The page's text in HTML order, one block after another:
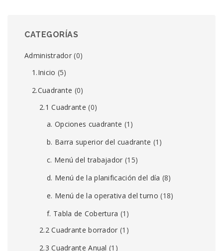
CATEGORÍAS
Administrador(0)
1.Inicio (5)
2.Cuadrante (0)
2.1 Cuadrante (0)
a. Opciones cuadrante (1)
b. Barra superior del cuadrante (1)
c. Menú del trabajador (15)
d. Menú de la planificación del día (8)
e. Menú de la operativa del turno (18)
f. Tabla de Cobertura (1)
2.2 Cuadrante borrador (1)
2.3 Cuadrante Anual (1)